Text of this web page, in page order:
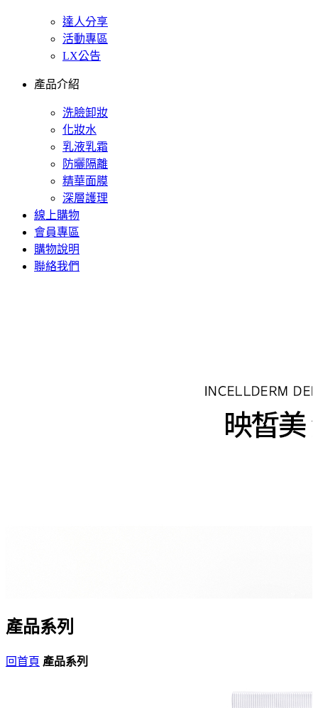
達人分享
活動專區
LX公告
產品介紹
洗臉卸妝
化妝水
乳液乳霜
防曬隔離
精華面膜
深層護理
線上購物
會員專區
購物說明
聯絡我們
產品系列
回首頁 產品系列